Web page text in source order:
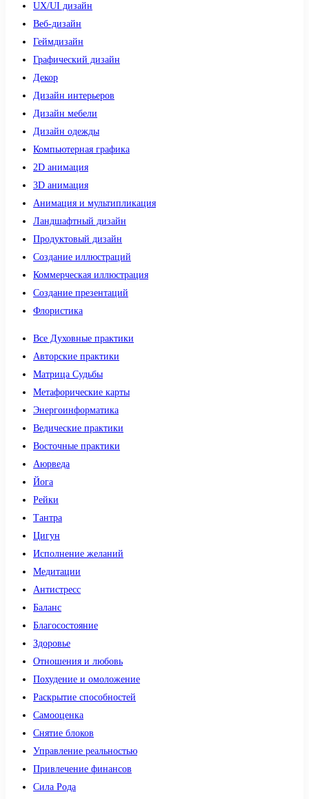
UX/UI дизайн
Веб-дизайн
Геймдизайн
Графический дизайн
Декор
Дизайн интерьеров
Дизайн мебели
Дизайн одежды
Компьютерная графика
2D анимация
3D анимация
Анимация и мультипликация
Ландшафтный дизайн
Продуктовый дизайн
Создание иллюстраций
Коммерческая иллюстрация
Создание презентаций
Флористика
Все Духовные практики
Авторские практики
Матрица Судьбы
Метафорические карты
Энергоинформатика
Ведические практики
Восточные практики
Аюрведа
Йога
Рейки
Тантра
Цигун
Исполнение желаний
Медитации
Антистресс
Баланс
Благосостояние
Здоровье
Отношения и любовь
Похудение и омоложение
Раскрытие способностей
Самооценка
Снятие блоков
Управление реальностью
Привлечение финансов
Сила Рода